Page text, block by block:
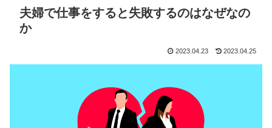
夫婦で仕事をすると失敗するのはなぜなの
か
2023.04.23 2023.04.25